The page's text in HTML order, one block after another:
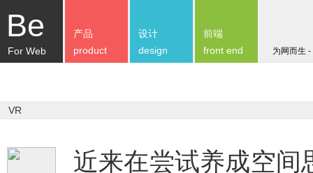
Be
For Web 为网而生
产品
product
设计
design
前端
front end
VR
近来在尝试养成空